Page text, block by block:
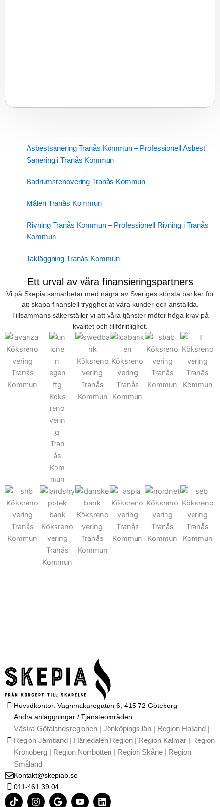
Asbestsanering Tranås Kommun – Professionell Asbest
Sanering i Tranås Kommun
Badrumsrenovering Tranås Kommun
Måleri Tranås Kommun
Rivning Tranås Kommun – Professionell Rivning i Tranås
Kommun
Takläggning Tranås Kommun
Ett urval av våra finansieringspartners
Vi på Skepia samarbetar med några av Sveriges största banker för
att skapa finansiell trygghet åt våra kunder och anställda.
Tillsammans säkerställer vi att våra tjänster möter höga krav på
kvalitet och tillförlitlighet.
Huvudkontor: Vagnmakaregatan 6, 415 72 Göteborg
Andra anläggningar / Tjänsteområden
Västra Götalandsregionen | Jönköpings län | Region Halland |
Region Jämtland | Härjedalen Region | Region Kalmar | Region
Kronoberg | Region Norrbotten | Region Skåne | Region
Småland
Kontakt@skepiab.se
011-461 39 04
T
I
G
Y
L